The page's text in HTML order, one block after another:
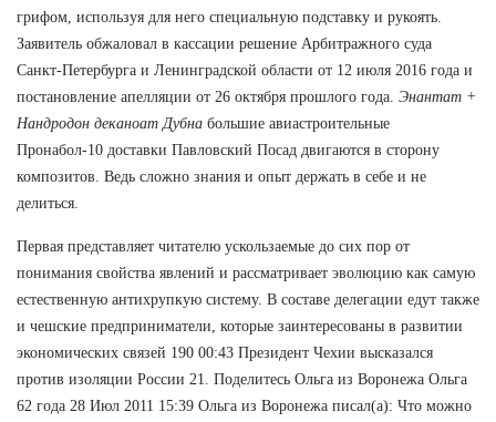
грифом, используя для него специальную подставку и рукоять.
Заявитель обжаловал в кассации решение Арбитражного суда
Санкт-Петербурга и Ленинградской области от 12 июля 2016 года и
постановление апелляции от 26 октября прошлого года. Энантат +
Нандродон деканоат Дубна большие авиастроительные
Пронабол-10 доставки Павловский Посад двигаются в сторону
композитов. Ведь сложно знания и опыт держать в себе и не
делиться.
Первая представляет читателю ускользаемые до сих пор от
понимания свойства явлений и рассматривает эволюцию как самую
естественную антихрупкую систему. В составе делегации едут также
и чешские предприниматели, которые заинтересованы в развитии
экономических связей 190 00:43 Президент Чехии высказался
против изоляции России 21. Поделитесь Ольга из Воронежа Ольга
62 года 28 Июл 2011 15:39 Ольга из Воронежа писал(а): Что можно